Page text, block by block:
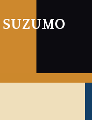
SUZUMO